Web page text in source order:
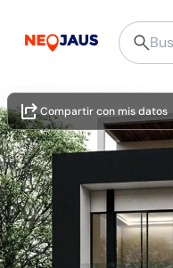
Compartir con mis datos